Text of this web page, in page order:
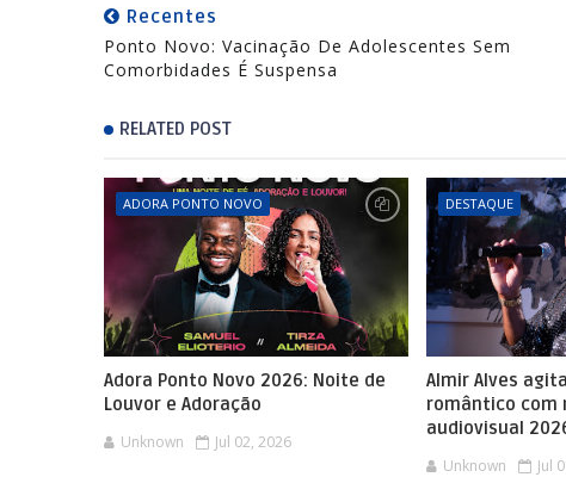
Recentes
Ponto Novo: Vacinação De Adolescentes Sem
Comorbidades É Suspensa
RELATED POST
ADORA PONTO NOVO
Adora Ponto Novo 2026: Noite de
Louvor e Adoração
Unknown Jul 02, 2026
DESTAQUE
Almir Alves
romântico com
audiovisual
Unknown Jul